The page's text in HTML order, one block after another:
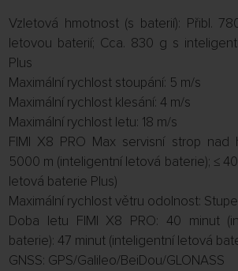
Vzletová hmotnost (s baterií): Přibl.
letovou baterií; Cca. 830 g s
Plus
Maximální rychlost stoupání: 5 m/s
Maximální rychlost klesání: 4 m/s
Maximální rychlost letu: 18 m/s
FIMI X8 PRO Max servisní strop nad
5000 m (inteligentní letová baterie); ≤
letová baterie Plus)
Maximální rychlost větru odolnost:
Doba letu FIMI X8 PRO: 40 minut
baterie): 47 minut (inteligentní letová
GNSS: GPS/Galileo/BeiDou/GLONASS